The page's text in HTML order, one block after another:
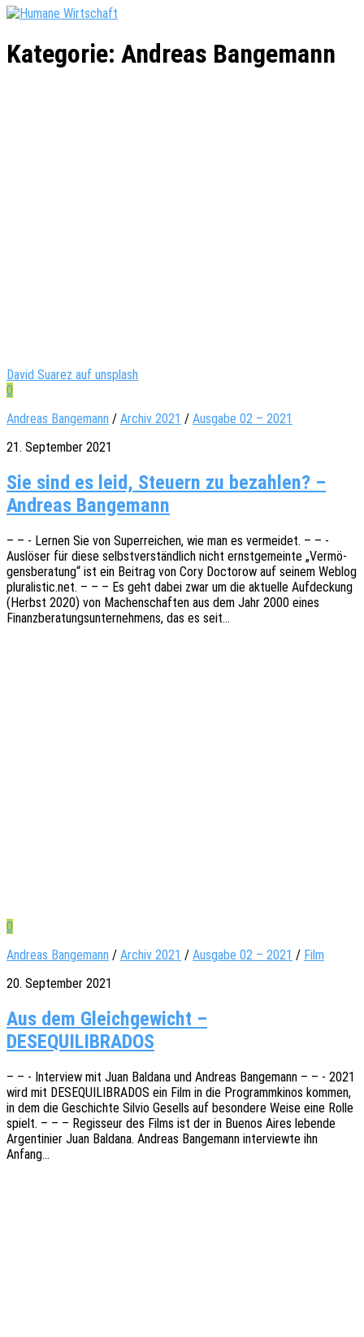
Kategorie: Andreas Bangemann
David Suarez auf unsplash
0
Andreas Bangemann / Archiv 2021 / Ausgabe 02 – 2021
21. September 2021
Sie sind es leid, Steuern zu bezahlen? –
Andreas Bangemann
– – - Lernen Sie von Super­rei­chen, wie man es vermei­det. – – -
Auslö­ser für diese selbst­ver­ständ­lich nicht ernst­ge­mein­te „Vermö­
gens­be­ra­tung“ ist ein Beitrag von Cory Docto­row auf seinem Weblog
pluralistic.net. – – – Es geht dabei zwar um die aktu­el­le Aufde­ckung
(Herbst 2020) von Machen­schaf­ten aus dem Jahr 2000 eines
Finanz­be­ra­tungs­un­ter­neh­mens, das es seit…
0
Andreas Bangemann / Archiv 2021 / Ausgabe 02 – 2021 / Film
20. September 2021
Aus dem Gleichgewicht –
DESEQUILIBRADOS
– – - Inter­view mit Juan Bald­a­na und Andre­as Bange­mann – – - 2021
wird mit DESEQUILIBRADOS ein Film in die Programm­ki­nos kommen,
in dem die Geschich­te Silvio Gesells auf beson­de­re Weise eine Rolle
spielt. – – – Regis­seur des Films ist der in Buenos Aires leben­de
Argen­ti­ni­er Juan Bald­a­na. Andre­as Bange­mann inter­view­te ihn
Anfang…